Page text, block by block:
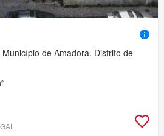
de Amadora, Distrito de